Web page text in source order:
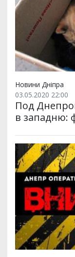
Новини Дніпра
03.05.2020 22:00
Под
в западню: